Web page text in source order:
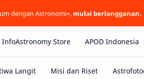
dengan Astronomi+, mulai berlangganan.
InfoAstronomy Store APOD Indonesia